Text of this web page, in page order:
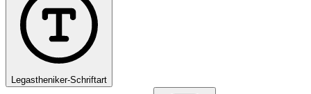
Legastheniker-Schriftart